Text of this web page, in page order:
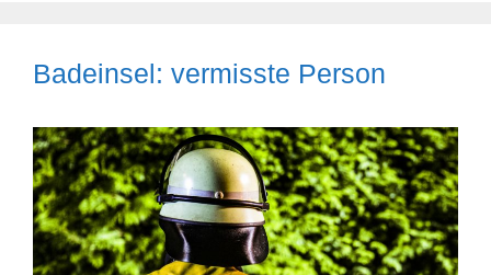
Badeinsel: vermisste Person